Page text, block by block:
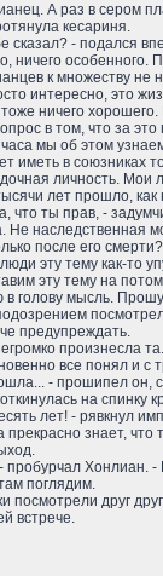
А раз в сером
кесариня.
сказал? - подался
ничего особенного.
к множеству не
интересно, это
тоже ничего
в том, что за
мы об этом
иметь в союзниках
личность. Мои
лет прошло, как
что ты прав, -
Не наследственная
после его смерти?
эту тему как-то
эту тему на
голову мысль. Прошу
предупреждать.
произнесла та.
все понял и
- прошипел он,
на спинку
лет! - рявкнул
прекрасно знает, что
пробурчал Хонлиан.
поглядим.
посмотрели друг
встрече.